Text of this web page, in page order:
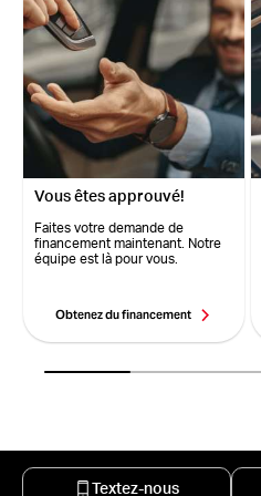
Vous êtes approuvé!
Faites votre demande de
financement maintenant. Notre
équipe est là pour vous.
Obtenez du financement
Textez-nous